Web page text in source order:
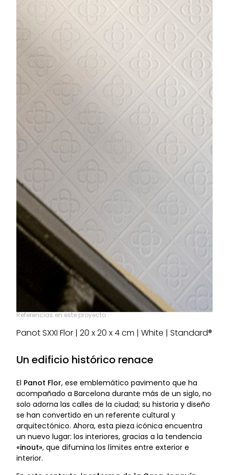
Referencias en este proyecto
Panot SXXI Flor | 20 x 20 x 4 cm | White | Standard®
Un edificio histórico renace
El Panot Flor, ese emblemático pavimento que ha
acompañado a Barcelona durante más de un siglo, no
solo adorna las calles de la ciudad; su historia y diseño
se han convertido en un referente cultural y
arquitectónico. Ahora, esta pieza icónica encuentra
un nuevo lugar: los interiores, gracias a la tendencia
«inout», que difumina los límites entre exterior e
interior.